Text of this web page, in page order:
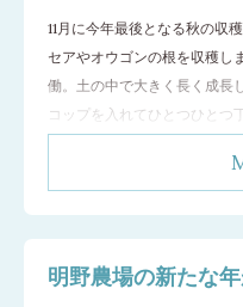
11月に今年最後となる秋の収
セアやオウゴンの根を収穫し
働。土の中で大きく長く成長
コップを入れてひとつひとつ
ブを栽培するときに成長の邪
明野農場の新たな